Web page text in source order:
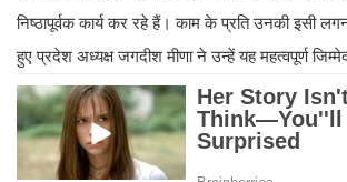
निष्ठापूर्वक कार्य कर रहे हैं। काम के प्रति उनकी इसी
हुए प्रदेश अध्यक्ष जगदीश मीणा ने उन्हें यह महत्वपूर्ण